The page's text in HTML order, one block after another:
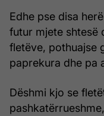
Edhe pse disa
futur mjete shtesë
fletëve, pothuajse
paprekura dhe pa
Dëshmi kjo se